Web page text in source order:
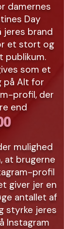
damernes
Day
jeres brand
et stort og
publikum.
som et
på Alt for
profil, der
end
mulighed
at brugerne
profil
giver jer en
antallet af
styrke jeres
Instagram